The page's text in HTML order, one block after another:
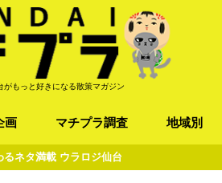
がもっと好きになる散策マガジン
画
業訪問
ン
画
説
マチプラ調査
歴史
地域別
るネタ満載 ウラロジ仙台